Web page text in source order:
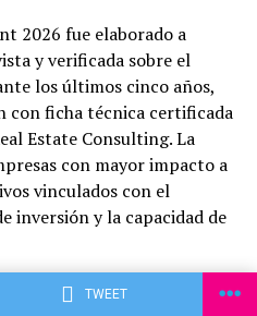
TWEET
2026 fue elaborado a
y verificada sobre el
los últimos cinco años,
con ficha técnica certificada
Estate Consulting. La
con mayor impacto a
vinculados con el
inversión y la capacidad de
obtenidos, Fortaleza